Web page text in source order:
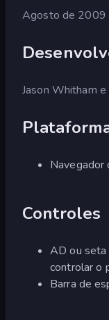
Agosto de 2009
Jason Whitham
Navegador
Controles
AD ou seta
controlar o
Barra de